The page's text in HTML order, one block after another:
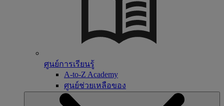
ศูนย์การเรียนรู้
A-to-Z Academy
ศูนย์ช่วยเหลือของ